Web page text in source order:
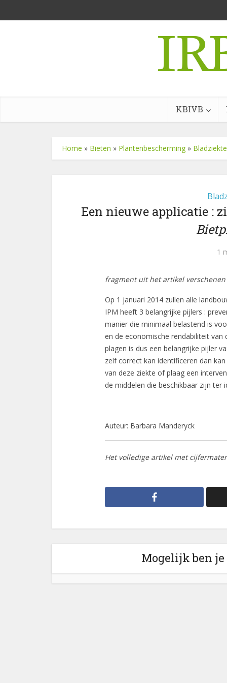
KBIVB
Home » Bieten » Plantenbescherming »
Een nieuwe applicatie :
1
fragment uit het artikel verschenen
Op 1 januari 2014 zullen alle
IPM heeft 3 belangrijke pijlers :
manier die minimaal belastend is
en de economische rendabiliteit van
plagen is dus een belangrijke pijler
zelf correct kan identificeren dan
van deze ziekte of plaag een
de middelen die beschikbaar zijn ter
Auteur: Barbara Manderyck
Het volledige artikel met
Mogelijk ben